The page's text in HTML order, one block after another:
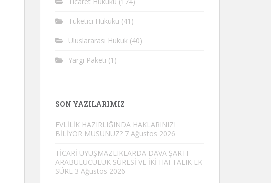
Tüketici Hukuku (41)
Uluslararası Hukuk (40)
Yargı Paketi (1)
SON YAZILARIMIZ
EVLİLİK HAZIRLIĞINDA HAKLARINIZI
BİLİYOR MUSUNUZ? 7 Ağustos 2026
TİCARİ UYUŞMAZLIKLARDA DAVA ŞARTI
ARABULUCULUK SÜRESİ VE İKİ HAFTALIK EK
SÜRE 3 Ağustos 2026